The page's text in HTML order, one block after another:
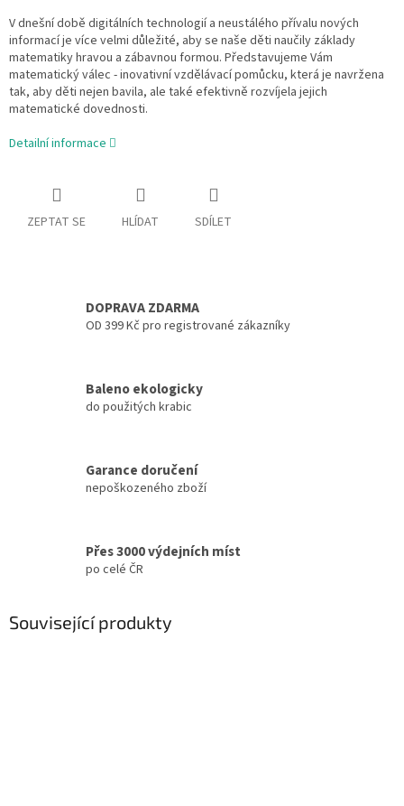
V dnešní době digitálních technologií a neustálého přívalu nových
informací je více velmi důležité, aby se naše děti naučily základy
matematiky hravou a zábavnou formou. Představujeme Vám
matematický válec - inovativní vzdělávací pomůcku, která je navržena
tak, aby děti nejen bavila, ale také efektivně rozvíjela jejich
matematické dovednosti.
Detailní informace
ZEPTAT SE HLÍDAT SDÍLET
DOPRAVA ZDARMA
OD 399 Kč pro registrované zákazníky
Baleno ekologicky
do použitých krabic
Garance doručení
nepoškozeného zboží
Přes 3000 výdejních míst
po celé ČR
Související produkty